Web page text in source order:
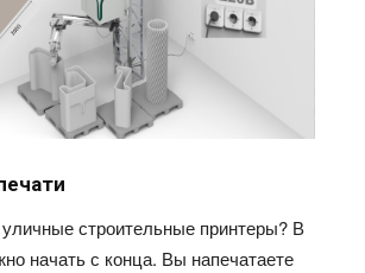
строительные принтеры? В
начать с конца. Вы напечатаете